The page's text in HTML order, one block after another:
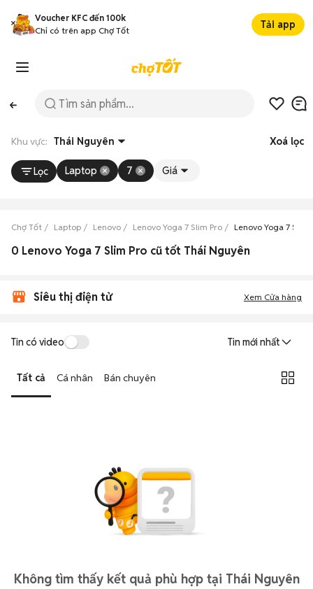
Voucher KFC đến 100k
Chỉ có trên app Chợ Tốt
Tải app
Khu vực: Thái Nguyên Xoá lọc
Lọc Laptop 7 Giá
Chợ Tốt Laptop Lenovo Lenovo Yoga 7 Slim Pro Lenovo Yoga 7 Slim
0 Lenovo Yoga 7 Slim Pro cũ tốt Thái Nguyên
Siêu thị điện tử Xem Cửa hàng
Tin có video Tin mới nhất
Tất cả Cá nhân Bán chuyên
Không tìm thấy kết quả phù hợp tại Thái Nguyên